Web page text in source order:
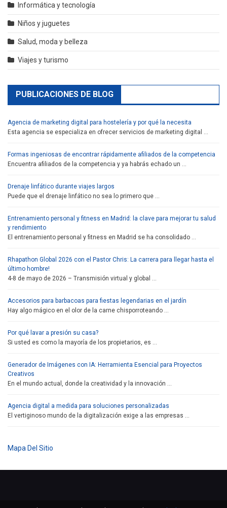
Informática y tecnología
Niños y juguetes
Salud, moda y belleza
Viajes y turismo
PUBLICACIONES DE BLOG
Agencia de marketing digital para hostelería y por qué la necesita
Esta agencia se especializa en ofrecer servicios de marketing digital …
Formas ingeniosas de encontrar rápidamente afiliados de la competencia
Encuentra afiliados de la competencia y ya habrás echado un …
Drenaje linfático durante viajes largos
Puede que el drenaje linfático no sea lo primero que …
Entrenamiento personal y fitness en Madrid: la clave para mejorar tu salud
y rendimiento
El entrenamiento personal y fitness en Madrid se ha consolidado …
Rhapathon Global 2026 con el Pastor Chris: La carrera para llegar hasta el
último hombre!
4-8 de mayo de 2026 – Transmisión virtual y global …
Accesorios para barbacoas para fiestas legendarias en el jardín
Hay algo mágico en el olor de la carne chisporroteando …
Por qué lavar a presión su casa?
Si usted es como la mayoría de los propietarios, es …
Generador de Imágenes con IA: Herramienta Esencial para Proyectos
Creativos
En el mundo actual, donde la creatividad y la innovación …
Agencia digital a medida para soluciones personalizadas
El vertiginoso mundo de la digitalización exige a las empresas …
Mapa Del Sitio